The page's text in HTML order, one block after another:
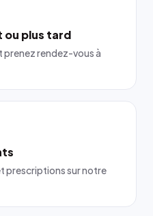
ou plus tard
prenez rendez-vous à
prescriptions sur notre